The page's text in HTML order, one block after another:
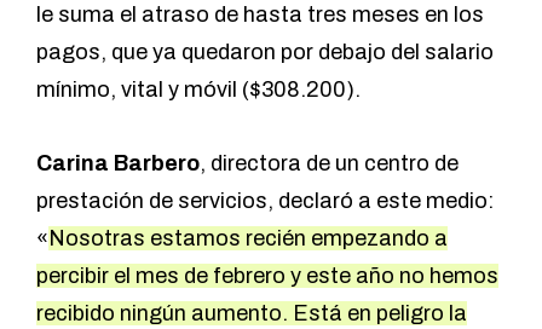
le suma el atraso de hasta tres meses en los
pagos, que ya quedaron por debajo del salario
mínimo, vital y móvil ($308.200).
Carina Barbero, directora de un centro de
prestación de servicios, declaró a este medio:
«Nosotras estamos recién empezando a
percibir el mes de febrero y este año no hemos
recibido ningún aumento. Está en peligro la